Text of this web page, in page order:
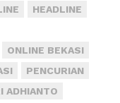
HEADLINE
ONLINE BEKASI
PENCURIAN
ADHIANTO